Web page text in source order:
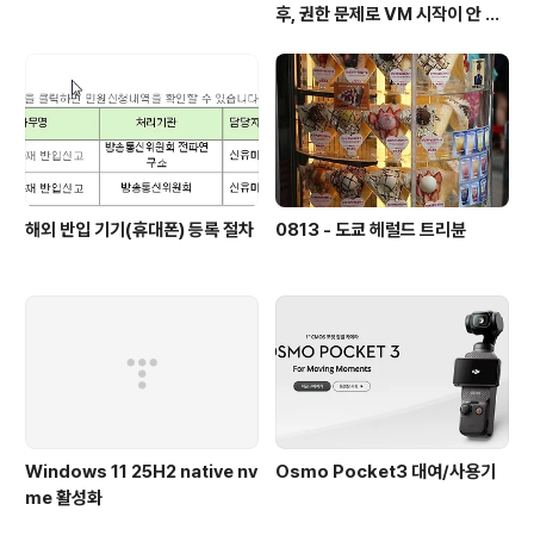
후, 권한 문제로 VM 시작이 안 될
해외 반입 기기(휴대폰) 등록 절차 0813 - 도쿄 헤럴드 트리뷴
Windows 11 25H2 native nv
me 활성화
Osmo Pocket3 대여/사용기